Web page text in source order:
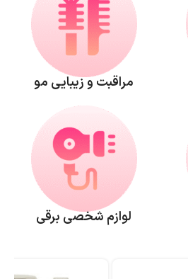
مراقبت و زیبایی مو
لوازم شخصی برقی